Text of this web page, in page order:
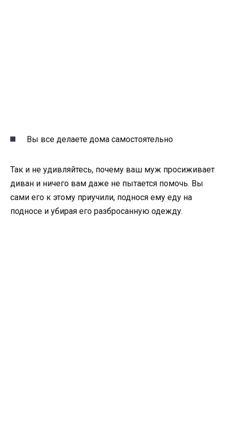
Вы все делаете дома самостоятельно
Так и не удивляйтесь, почему ваш муж просиживает
диван и ничего вам даже не пытается помочь. Вы
сами его к этому приучили, поднося ему еду на
подносе и убирая его разбросанную одежду.